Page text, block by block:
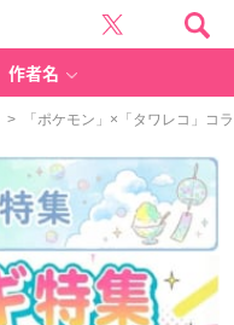
作者名
> 「ポケモン」×「タワレコ」コ